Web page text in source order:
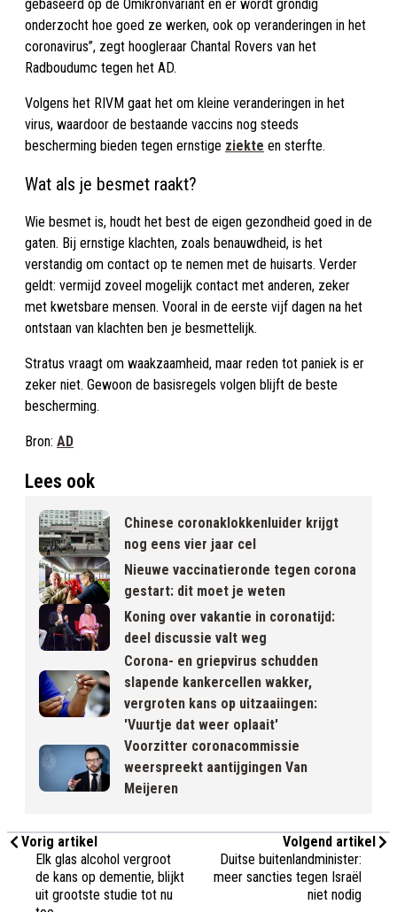
gebaseerd op de Omikronvariant en er wordt grondig
onderzocht hoe goed ze werken, ook op veranderingen in het
coronavirus”, zegt hoogleraar Chantal Rovers van het
Radboudumc tegen het AD.
Volgens het RIVM gaat het om kleine veranderingen in het
virus, waardoor de bestaande vaccins nog steeds
bescherming bieden tegen ernstige ziekte en sterfte.
Wat als je besmet raakt?
Wie besmet is, houdt het best de eigen gezondheid goed in de
gaten. Bij ernstige klachten, zoals benauwdheid, is het
verstandig om contact op te nemen met de huisarts. Verder
geldt: vermijd zoveel mogelijk contact met anderen, zeker
met kwetsbare mensen. Vooral in de eerste vijf dagen na het
ontstaan van klachten ben je besmettelijk.
Stratus vraagt om waakzaamheid, maar reden tot paniek is er
zeker niet. Gewoon de basisregels volgen blijft de beste
bescherming.
Bron: AD
Lees ook
Chinese coronaklokkenluider krijgt
nog eens vier jaar cel
Nieuwe vaccinatieronde tegen corona
gestart: dit moet je weten
Koning over vakantie in coronatijd:
deel discussie valt weg
Corona- en griepvirus schudden
slapende kankercellen wakker,
vergroten kans op uitzaaiingen:
'Vuurtje dat weer oplaait'
Voorzitter coronacommissie
weerspreekt aantijgingen Van
Meijeren
Vorig artikel
Elk glas alcohol vergroot
de kans op dementie, blijkt
uit grootste studie tot nu
Volgend artikel
Duitse buitenlandminister:
meer sancties tegen Israël
niet nodig